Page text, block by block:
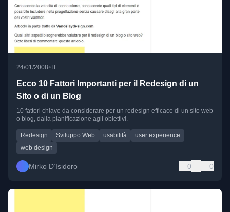
24/01/2008• IT
Ecco 10 Fattori Importanti per il Redesign di un
Sito o di un Blog
10 fattori chiave da considerare per un redesign efficace di un sito web
o blog, dalla pianificazione agli obiettivi.
Redesign Sviluppo Web usabilità
user experience
web design
Mirko D’Isidoro 0 0